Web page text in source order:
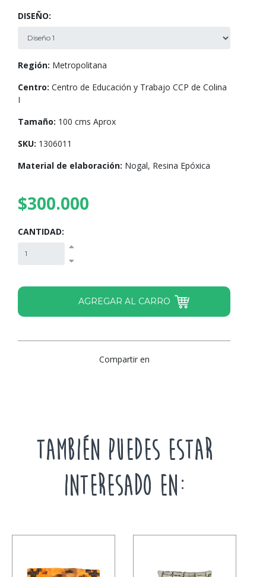
DISEÑO:
Región: Metropolitana
Centro: Centro de Educación y Trabajo CCP de Colina
I
Tamaño: 100 cms Aprox
SKU: 1306011
Material de elaboración: Nogal, Resina Epóxica
$300.000
CANTIDAD:
Compartir en
TAMBIÉN PUEDES ESTAR
INTERESADO EN: